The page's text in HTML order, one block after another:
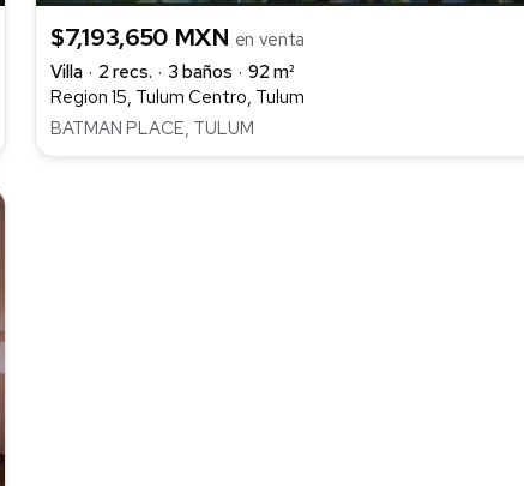
$7,193,650 MXN en venta
Villa
2 recs. 3 baños
92 m²
Region 15, Tulum Centro, Tulum
BATMAN PLACE, TULUM